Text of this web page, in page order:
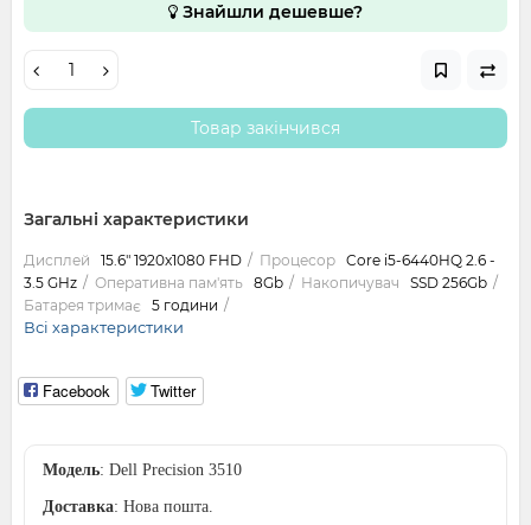
Знайшли дешевше?
Товар закінчився
Загальні характеристики
Дисплей 15.6" 1920x1080 FHD Процесор Core i5-6440HQ 2.6 -
3.5 GHz
Оперативна пам'ять 8Gb Накопичувач
SSD 256Gb
Батарея тримає
5 години
Всі характеристики
Facebook Twitter
Модель: Dell Precision 3510
Доставка: Нова пошта.